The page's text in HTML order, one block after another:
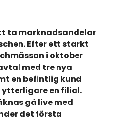
ta marknadsandelar
Efter ett starkt
i oktober
med tre nya
en befintlig kund
ytterligare en filial.
gå live med
det första